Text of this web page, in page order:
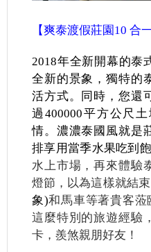
【爽泰渡假莊園10 合一
2018年全新開幕的泰
全新的景象，獨特的
活方式。同時，您還
過400000平方公尺
情。濃濃泰國風就是
排享用當季水果吃到
水上市場，再來體驗
燈節，以為這樣就結
象)和馬車等著貴客蒞
這麼特別的旅遊經驗
卡，羨煞親朋好友！